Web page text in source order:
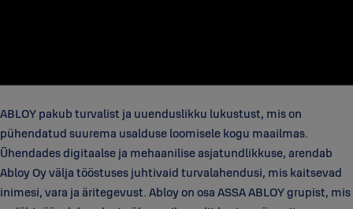
ABLOY pakub turvalist ja uuenduslikku lukustust, mis on
pühendatud suurema usalduse loomisele kogu maailmas.
Ühendades digitaalse ja mehaanilise asjatundlikkuse, arendab
Abloy Oy välja tööstuses juhtivaid turvalahendusi, mis kaitsevad
inimesi, vara ja äritegevust. Abloy on osa ASSA ABLOY grupist, mis